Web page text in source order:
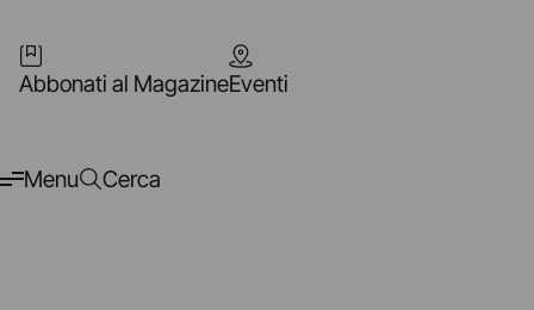
Abbonati al MagazineEventi
Menu Cerca